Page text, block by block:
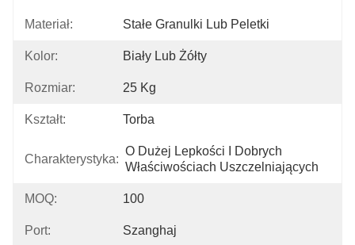
Materiał: Stałe Granulki Lub Peletki
Kolor: Biały Lub Żółty
Rozmiar: 25 Kg
Kształt: Torba
Charakterystyka:
O Dużej Lepkości I Dobrych
Właściwościach Uszczelniających
MOQ: 100
Port: Szanghaj